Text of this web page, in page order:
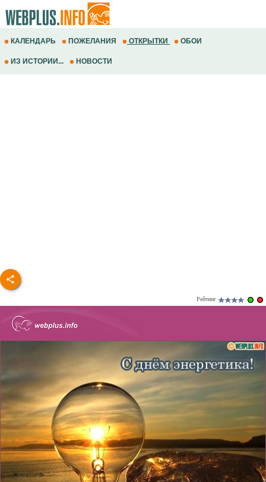
КАЛЕНДАРЬ ПОЖЕЛАНИЯ ОТКРЫТКИ ОБОИ
ИЗ ИСТОРИИ... НОВОСТИ
Рейтинг